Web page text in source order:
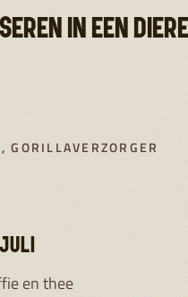
IN EEN
GORILLAVERZORGER
en thee